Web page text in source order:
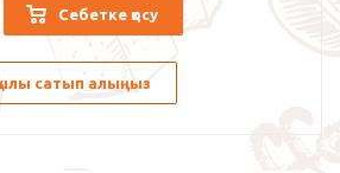
Себетке қосу
сатып алыңыз